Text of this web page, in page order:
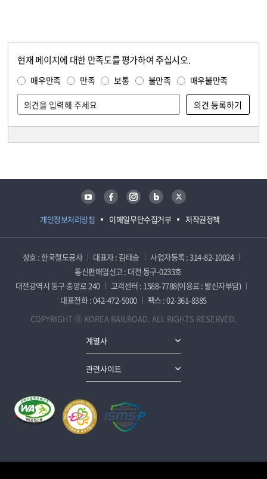
현재 페이지에 대한 만족도를 평가하여 주십시오.
매우만족 만족 보통 불만족 매우불만족
개인정보처리방침 이메일무단수집거부 저작권정책
유튜브 페이스북 인스타그램 블로그 트위터
상호 : 한국철도공사 대표자 : 김태승
사업자등록 : 314-82-10024
통신판매업신고 : 대전 동구-0233호
대전광역시 동구 중앙로 240
고객센터 : 1588-7788(이용료 : 발신자부담)
대표전화 : 042-472-5000
팩스 : 02-361-8385
COPYRIGHT ⓒ KOREA RAILROAD. ALL RIGHTS RESERVED.
계열사
관련사이트